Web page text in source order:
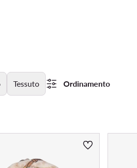
Tessuto Ordinamento